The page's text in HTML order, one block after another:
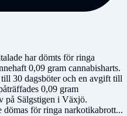
har dömts för ringa
0,09 gram cannabisharts.
30 dagsböter och en avgift till
0,09 gram
på Sälgstigen i Växjö.
dömas för ringa narkotikabrott...